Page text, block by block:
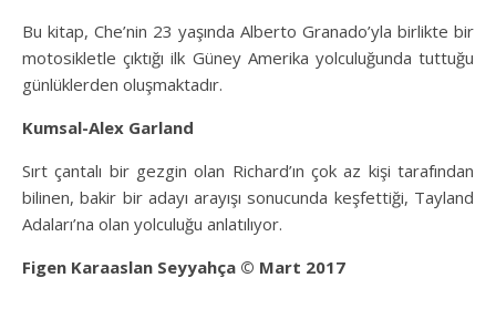
Bu kitap, Che’nin 23 yaşında Alberto Granado’yla birlikte bir
motosikletle çıktığı ilk Güney Amerika yolculuğunda tuttuğu
günlüklerden oluşmaktadır.
Kumsal-Alex Garland
Sırt çantalı bir gezgin olan Richard’ın çok az kişi tarafından
bilinen, bakir bir adayı arayışı sonucunda keşfettiği, Tayland
Adaları’na olan yolculuğu anlatılıyor.
Figen Karaaslan Seyyahça © Mart 2017